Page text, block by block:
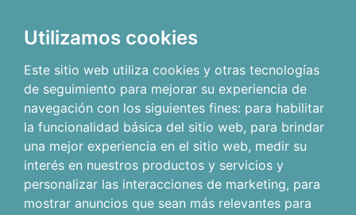
Utilizamos cookies
Este sitio web utiliza cookies y otras tecnologías
de seguimiento para mejorar su experiencia de
navegación con los siguientes fines: para habilitar
la funcionalidad básica del sitio web, para brindar
una mejor experiencia en el sitio web, medir su
interés en nuestros productos y servicios y
personalizar las interacciones de marketing, para
mostrar anuncios que sean más relevantes para